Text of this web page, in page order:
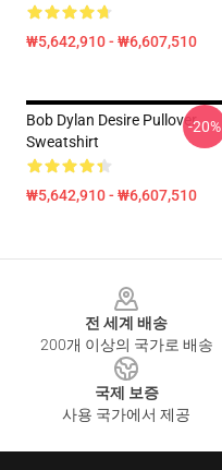
₩5,642,910 - ₩6,607,510
Bob Dylan Desire Pullover
Sweatshirt
₩5,642,910 - ₩6,607,510
-20%
전 세계 배송
200개 이상의 국가로 배송
국제 보증
사용 국가에서 제공